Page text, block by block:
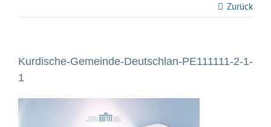
Zurück
Kurdische-Gemeinde-Deutschlan-PE111111-2-1-
1